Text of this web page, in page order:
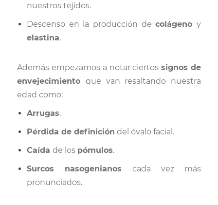
nuestros tejidos.
Descenso en la producción decolágenoy
elastina.
Además empezamos a notar ciertossignos de
envejecimiento que van resaltando nuestra
edad como:
Arrugas.
Pérdida de definición del óvalo facial.
Caída de los pómulos.
Surcos nasogenianos cada vez más
pronunciados.